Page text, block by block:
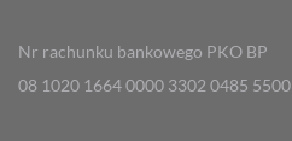
Nr rachunku bankowego PKO BP
08 1020 1664 0000 3302 0485 5500